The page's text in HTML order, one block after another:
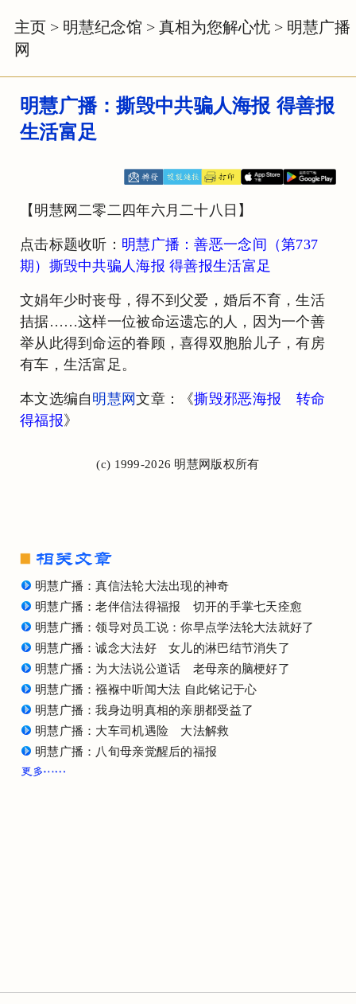
主页 > 明慧纪念馆 > 真相为您解心忧 > 明慧广播
网
明慧广播：撕毁中共骗人海报 得善报
生活富足
【明慧网二零二四年六月二十八日】
点击标题收听： 明慧广播：善恶一念间（第737
期）撕毁中共骗人海报 得善报生活富足
文娟年少时丧母，得不到父爱，婚后不育，生活
拮据……这样一位被命运遗忘的人，因为一个善
举从此得到命运的眷顾，喜得双胞胎儿子，有房
有车，生活富足。
本文选编自 明慧网文章：《撕毁邪恶海报 转命
得福报》
(c) 1999-2026 明慧网版权所有
明慧广播：真信法轮大法出现的神奇
明慧广播：老伴信法得福报 切开的手掌七天痊愈
明慧广播：领导对员工说：你早点学法轮大法就好了
明慧广播：诚念大法好 女儿的淋巴结节消失了
明慧广播：为大法说公道话 老母亲的脑梗好了
明慧广播：襁褓中听闻大法 自此铭记于心
明慧广播：我身边明真相的亲朋都受益了
明慧广播：大车司机遇险 大法解救
明慧广播：八旬母亲觉醒后的福报